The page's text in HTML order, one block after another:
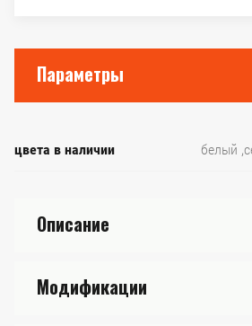
Параметры
цвета в наличии белый
Описание
Модификации